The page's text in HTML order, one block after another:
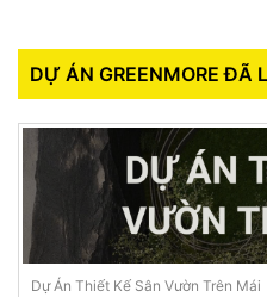
DỰ ÁN GREENMORE ĐÃ
Dự Án Thiết Kế Sân Vườn Trên Mái